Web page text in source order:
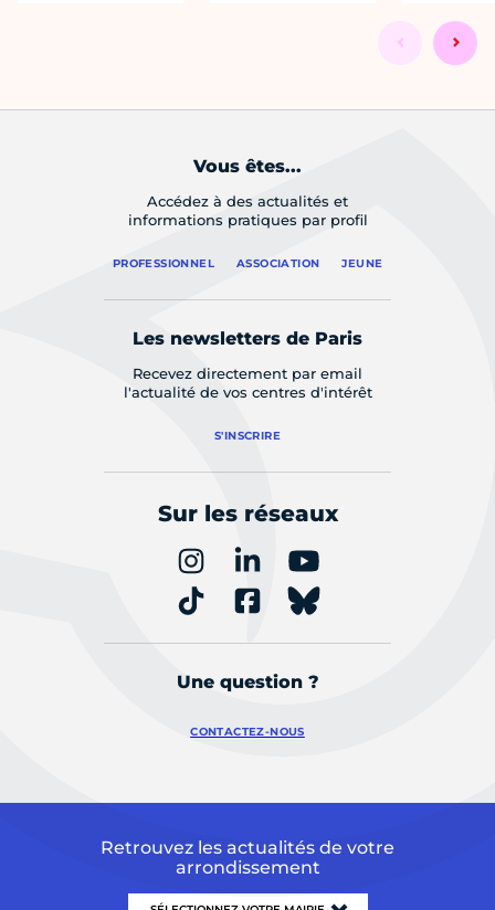
Vous êtes...
Accédez à des actualités et
informations pratiques par profil
PROFESSIONNEL ASSOCIATION JEUNE
Les newsletters de Paris
Recevez directement par email
l'actualité de vos centres d'intérêt
S'INSCRIRE
Sur les réseaux
Une question ?
CONTACTEZ-NOUS
Retrouvez les actualités de votre
arrondissement